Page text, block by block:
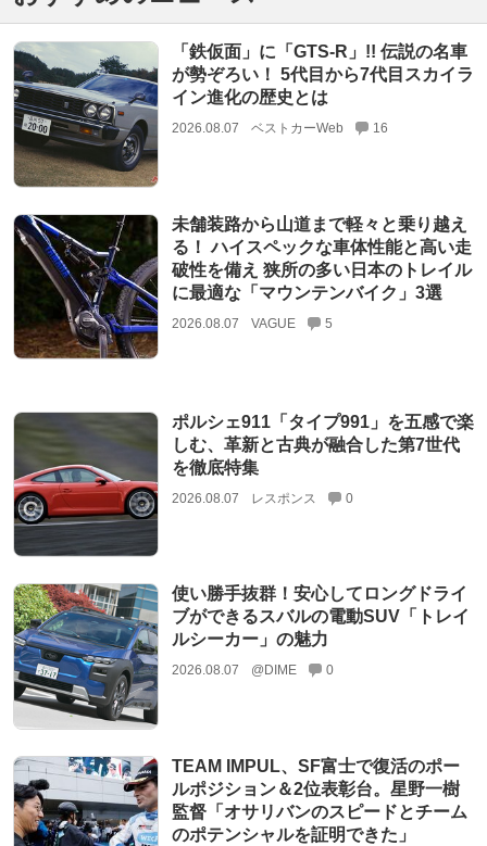
「鉄仮面」に「GTS-R」!! 伝説の名車
が勢ぞろい！ 5代目から7代目スカイラ
イン進化の歴史とは
2026.08.07 ベストカーWeb 16
未舗装路から山道まで軽々と乗り越え
る！ ハイスペックな車体性能と高い走
破性を備え 狭所の多い日本のトレイル
に最適な「マウンテンバイク」3選
2026.08.07 VAGUE 5
ポルシェ911「タイプ991」を五感で楽
しむ、革新と古典が融合した第7世代
を徹底特集
2026.08.07 レスポンス 0
使い勝手抜群！安心してロングドライ
ブができるスバルの電動SUV「トレイ
ルシーカー」の魅力
2026.08.07 @DIME 0
TEAM IMPUL、SF富士で復活のポー
ルポジション＆2位表彰台。星野一樹
監督「オサリバンのスピードとチーム
のポテンシャルを証明できた」